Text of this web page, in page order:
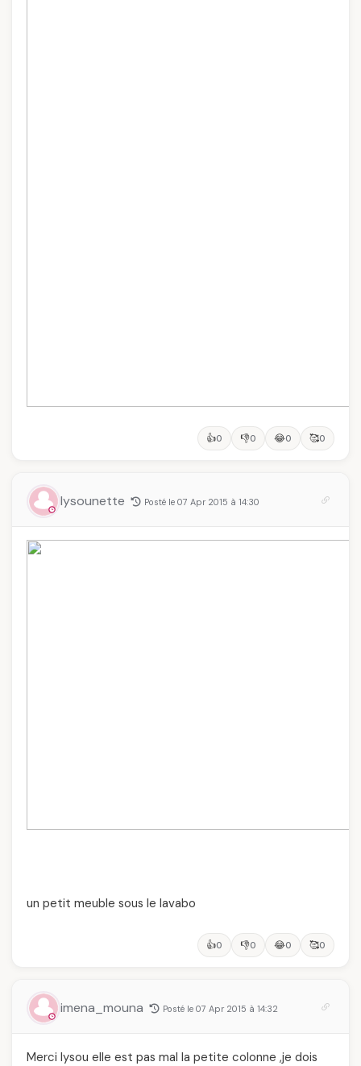
👍0 👎0 😂0 🥰0
lysounette Posté le 07 Apr 2015 à 14:30
un petit meuble sous le lavabo
👍0 👎0 😂0 🥰0
imena_mouna Posté le 07 Apr 2015 à 14:32
Merci lysou elle est pas mal la petite colonne ,je dois